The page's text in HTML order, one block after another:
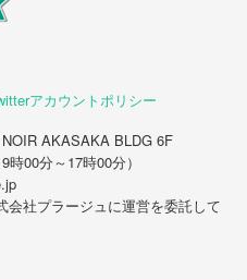
アカウントポリシー
AKASAKA BLDG 6F
00分～17時00分）
会社プラージュに運営を委託して